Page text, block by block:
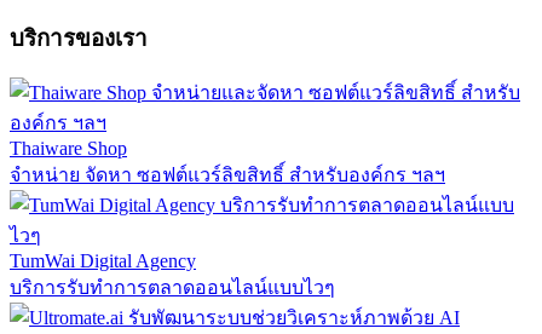
บริการของเรา
Thaiware Shop
จำหน่าย จัดหา ซอฟต์แวร์ลิขสิทธิ์ สำหรับองค์กร ฯลฯ
TumWai Digital Agency
บริการรับทำการตลาดออนไลน์แบบไวๆ